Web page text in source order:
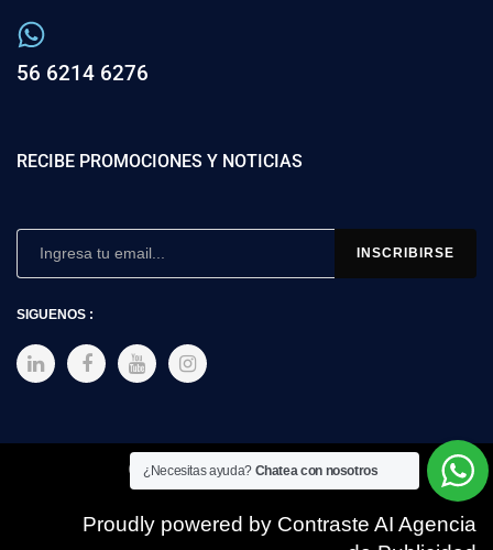
56 6214 6276
RECIBE PROMOCIONES Y NOTICIAS
SIGUENOS :
Copyright © 2025 SIMEX
Proudly powered by Contraste AI Agencia
¿Necesitas ayuda? Chatea con nosotros